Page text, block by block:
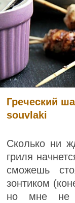
Греческий
souvlaki
Сколько ни
гриля
сможешь
зонтиком
но мне не